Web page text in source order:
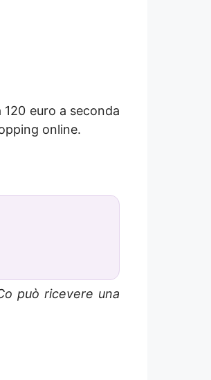
euro a seconda
online.
può ricevere una